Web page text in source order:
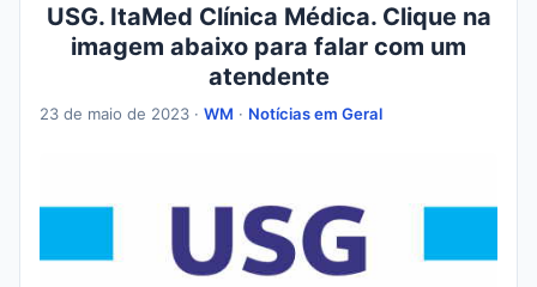
USG. ItaMed Clínica Médica. Clique na
imagem abaixo para falar com um
atendente
23 de maio de 2023 · WM · Notícias em Geral